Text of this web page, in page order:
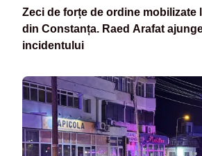
Zeci de forțe de ordine mobilizate
din Constanța. Raed Arafat
incidentului